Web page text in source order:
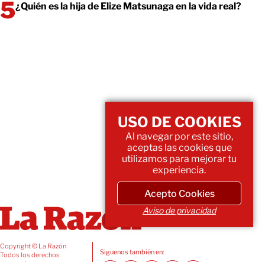
¿Quién es la hija de Elize Matsunaga en la vida real?
Copyright © La Razón
Todos los derechos
Siguenos también en:
USO DE COOKIES
Al navegar por este sitio,
aceptas las cookies que
utilizamos para mejorar tu
experiencia.
Acepto Cookies
Aviso de privacidad